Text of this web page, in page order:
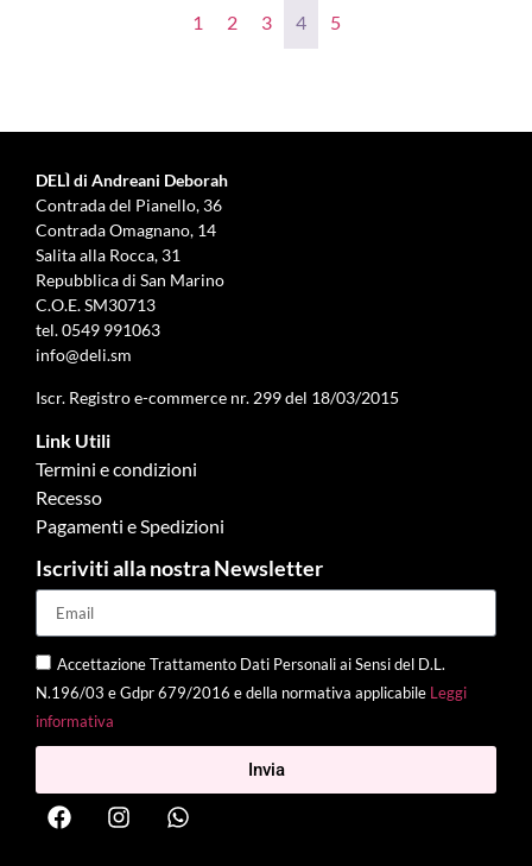
1
2 3 4 5
DELÌ di Andreani Deborah
Contrada del Pianello, 36
Contrada Omagnano, 14
Salita alla Rocca, 31
Repubblica di San Marino
C.O.E. SM30713
tel.0549 991063
info@deli.sm
Iscr. Registro e-commerce nr. 299 del 18/03/2015
Link Utili
Termini e condizioni
Recesso
Pagamenti e Spedizioni
Iscriviti alla nostra Newsletter
Accettazione Trattamento Dati Personali ai Sensi del D.L.
N.196/03 e Gdpr 679/2016 e della normativa applicabile Leggi
informativa
Invia